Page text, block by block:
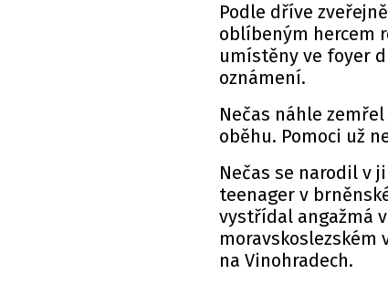
Podle dříve
oblíbeným hercem
umístěny ve foyer
oznámení.
Nečas náhle
oběhu. Pomoci už
Nečas se narodil v
teenager v
vystřídal angažmá
moravskoslezském
na Vinohradech.